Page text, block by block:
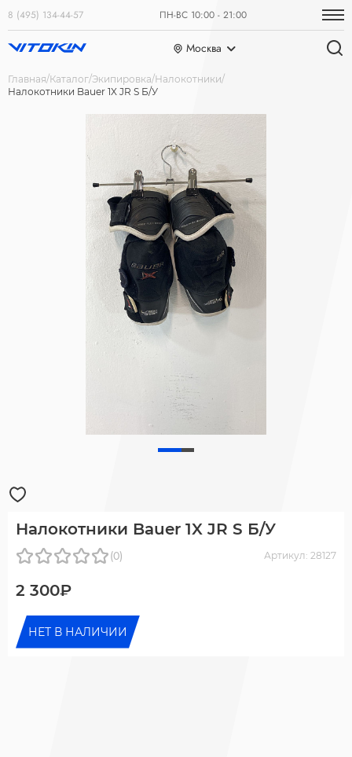
8 (495) 134-44-57 ПН-ВС 10:00 - 21:00
Москва
Главная Каталог Экипировка Налокотники
Налокотники Bauer 1X JR S Б/У
Налокотники Bauer 1X JR S Б/У
(0) Артикул: 28127
2 300₽
НЕТ В НАЛИЧИИ